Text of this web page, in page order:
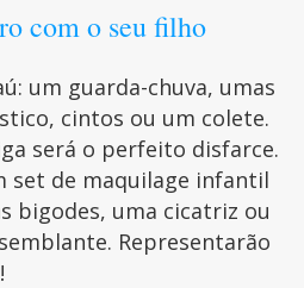
com o seu filho
um guarda-chuva, umas
cintos ou um colete.
será o perfeito disfarce.
set de maquilage infantil
bigodes, uma cicatriz ou
Representarão